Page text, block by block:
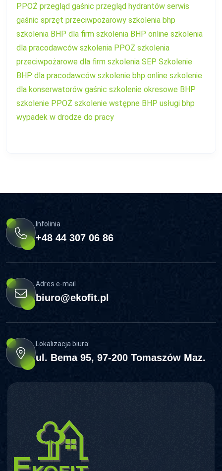
PPOŻ przegląd gaśnic przegląd hydrantów serwis
gaśnic sprzęt przeciwpożarowy szkolenia bhp
szkolenia BHP dla firm szkolenia BHP online szkolenia
dla pracodawców szkolenia PPOŻ szkolenia
przeciwpożarowe dla firm szkolenia SEP Szkolenie
BHP dla pracodawców szkolenie bhp online szkolenie
dla konserwatorów gaśnic szkolenie okresowe BHP
szkolenie PPOŻ szkolenie wstępne BHP usługi bhp
wypadek w drodze do pracy
Infolinia
+48 44 307 06 86
Adres e-mail
biuro@ekofit.pl
Lokalizacja biura:
ul. Bema 95, 97-200 Tomaszów Maz.